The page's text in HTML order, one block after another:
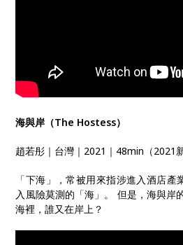
海與岸（The Hostess）
趙若彤｜台灣｜2021｜48min（2021
「下海」，常被用來指涉進入酒店
入風險莫測的「海」。 但是，海與岸
海裡，誰又在岸上？